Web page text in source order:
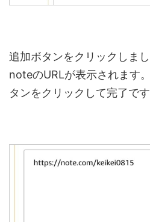
追加ボタンをクリックしま
noteのURLが表示されます
タンをクリックして完了です